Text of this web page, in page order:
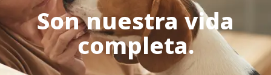
Son nuestra vida
completa.